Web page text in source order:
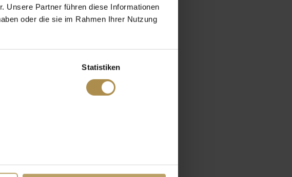
Unsere Partner führen diese Informationen
oder die sie im Rahmen Ihrer Nutzung
Statistiken